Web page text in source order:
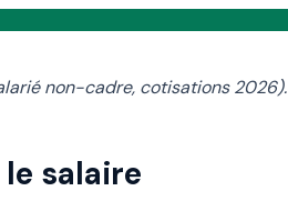
non-cadre, cotisations 2026).
salaire